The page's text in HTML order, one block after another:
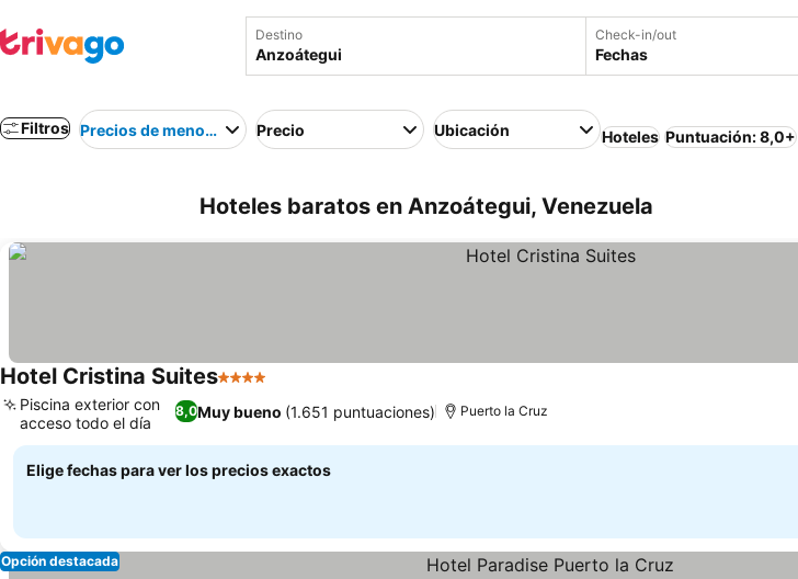
Destino Check-in/out
Fechas
Filtros Precios de menor a mayorPrecio Ubicación Hoteles Puntuación: 8,0+
Hoteles baratos en Anzoátegui, Venezuela
Hotel Cristina Suites4 Estrellas
8,0Muy bueno (1.651 puntuaciones)
Piscina exterior con
acceso todo el día
Puerto la Cruz
Elige fechas para ver los precios exactos
Opción destacada